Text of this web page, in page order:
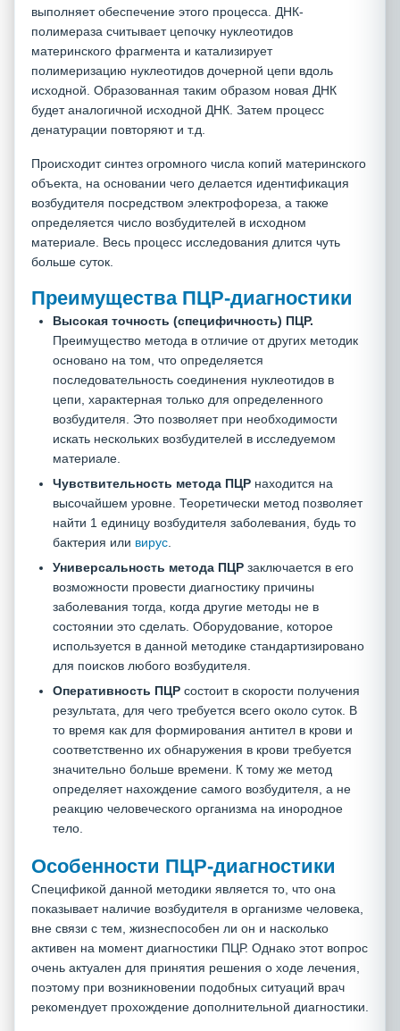
выполняет обеспечение этого процесса. ДНК-
полимераза считывает цепочку нуклеотидов
материнского фрагмента и катализирует
полимеризацию нуклеотидов дочерной цепи вдоль
исходной. Образованная таким образом новая ДНК
будет аналогичной исходной ДНК. Затем процесс
денатурации повторяют и т.д.
Происходит синтез огромного числа копий материнского
объекта, на основании чего делается идентификация
возбудителя посредством электрофореза, а также
определяется число возбудителей в исходном
материале. Весь процесс исследования длится чуть
больше суток.
Преимущества ПЦР-диагностики
Высокая точность (специфичность) ПЦР.
Преимущество метода в отличие от других методик
основано на том, что определяется
последовательность соединения нуклеотидов в
цепи, характерная только для определенного
возбудителя. Это позволяет при необходимости
искать нескольких возбудителей в исследуемом
материале.
Чувствительность метода ПЦР находится на
высочайшем уровне. Теоретически метод позволяет
найти 1 единицу возбудителя заболевания, будь то
бактерия или вирус
Универсальность метода ПЦР заключается в его
возможности провести диагностику причины
заболевания тогда, когда другие методы не в
состоянии это сделать. Оборудование, которое
используется в данной методике стандартизировано
для поисков любого возбудителя.
Оперативность ПЦР состоит в скорости получения
результата, для чего требуется всего около суток. В
то время как для формирования антител в крови и
соответственно их обнаружения в крови требуется
значительно больше времени. К тому же метод
определяет нахождение самого возбудителя, а не
реакцию человеческого организма на инородное
тело.
Особенности ПЦР-диагностики
Спецификой данной методики является то, что она
показывает наличие возбудителя в организме человека,
вне связи с тем, жизнеспособен ли он и насколько
активен на момент диагностики ПЦР. Однако этот вопрос
очень актуален для принятия решения о ходе лечения,
поэтому при возникновении подобных ситуаций врач
рекомендует прохождение дополнительной диагностики.